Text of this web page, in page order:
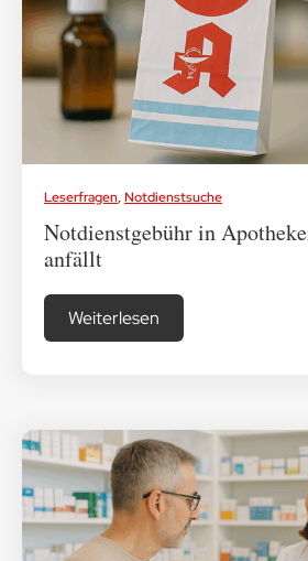
Medikamenten-
Ratgeber &
Leserfragen,Notdienstsuche
Notdienstgebühr in
anfällt
Weiterlesen